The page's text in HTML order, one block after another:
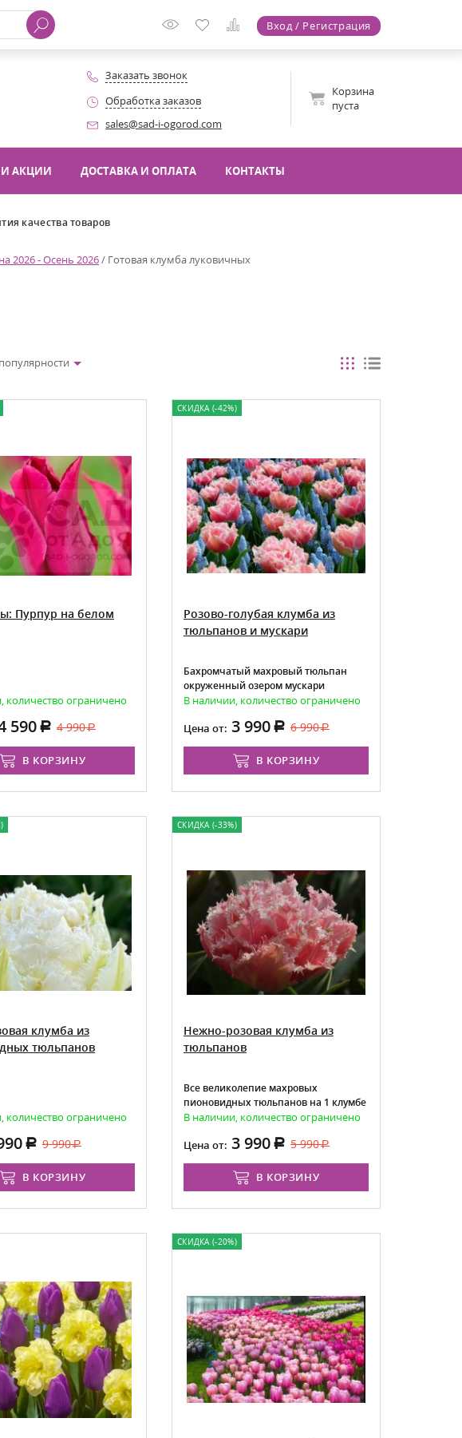
Вход / Регистрация
Заказать звонок
Обработка заказов
sales@sad-i-ogorod.com
Корзина
пуста
АКЦИИ ДОСТАВКА И ОПЛАТА КОНТАКТЫ
качества товаров
2026 - Осень 2026/ Готовая клумба луковичных
Пурпур на белом
количество ограничено
590 4 990
В КОРЗИНУ
СКИДКА (-42%)
Розово-голубая клумба из
тюльпанов и мускари
Бахромчатый махровый тюльпан
окруженный озером мускари
В наличии, количество ограничено
Цена от: 3 990 6 990
В КОРЗИНУ
клумба из
тюльпанов
количество ограничено
9 990
В КОРЗИНУ
СКИДКА (-33%)
Нежно-розовая клумба из
тюльпанов
Все великолепие махровых
пионовидных тюльпанов на 1 клумбе
В наличии, количество ограничено
Цена от: 3 990 5 990
В КОРЗИНУ
СКИДКА (-20%)